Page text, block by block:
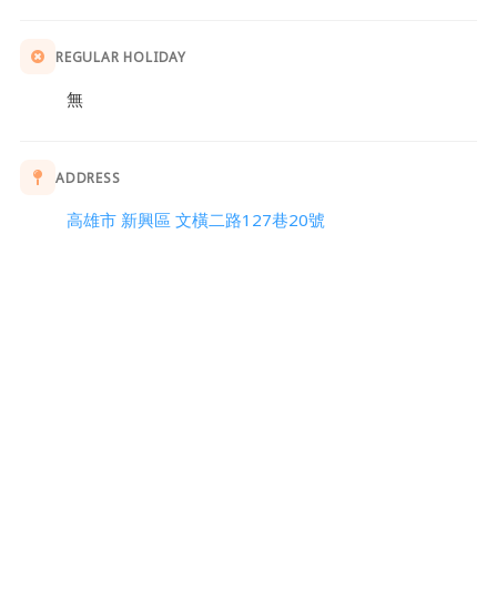
REGULAR HOLIDAY
無
ADDRESS
高雄市 新興區 文橫二路127巷20號